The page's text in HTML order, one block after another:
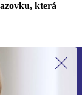
která
a